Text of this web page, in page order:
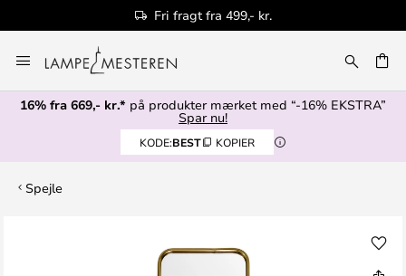
Fri fragt fra 499,- kr.
to
Content
16% fra 669,- kr.* på produkter mærket med “-16% EKSTRA”
Spar nu!
KODE:BEST KOPIER
Spejle